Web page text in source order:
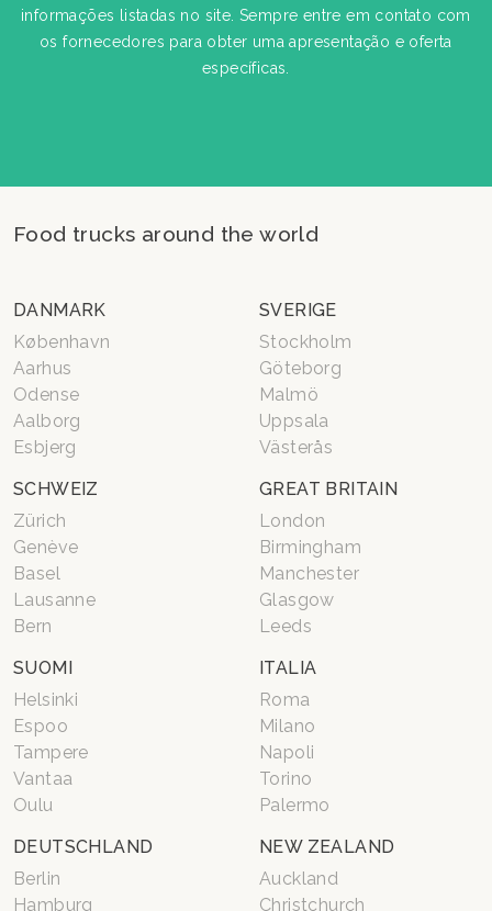
informações listadas no site. Sempre entre em contato com
os fornecedores para obter uma apresentação e oferta
específicas.
Food trucks around the world
DANMARK
København
Aarhus
Odense
Aalborg
Esbjerg
SVERIGE
Stockholm
Göteborg
Malmö
Uppsala
Västerås
SCHWEIZ
Zürich
Genève
Basel
Lausanne
Bern
GREAT BRITAIN
London
Birmingham
Manchester
Glasgow
Leeds
SUOMI
Helsinki
Espoo
Tampere
Vantaa
Oulu
ITALIA
Roma
Milano
Napoli
Torino
Palermo
DEUTSCHLAND
Berlin
Hamburg
NEW ZEALAND
Auckland
Christchurch